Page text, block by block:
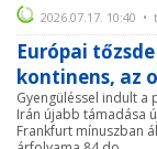
2026.07.17. 10:40
Európai
kontinens, az
Gyengüléssel indult a
Irán újabb támadása
Frankfurt mínuszban